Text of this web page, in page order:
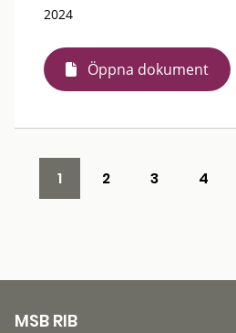
2024
Öppna dokument
1 2 3 4
MSB RIB